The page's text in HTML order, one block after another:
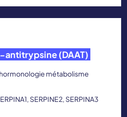
antitrypsine (DAAT)
métabolisme
SERPINE2, SERPINA3